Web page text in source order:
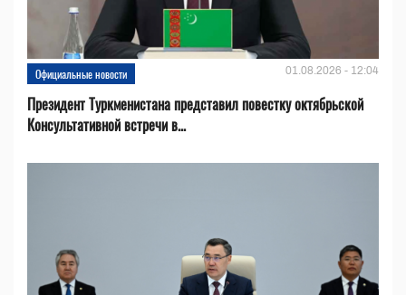
Официальные новости 01.08.2026 - 12:04
Президент Туркменистана представил повестку октябрьской
Консультативной встречи в...